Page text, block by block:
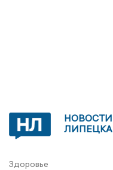
НОВОСТИ
ЛИПЕЦКА
Здоровье